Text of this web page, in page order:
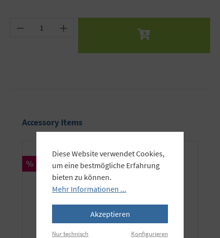
Produkt Anzahl: Gib den gewünschten Wert
Produktgalerie überspringen
Accessory Items
Rabatt
%
Diese Website verwendet Cookies,
um eine bestmögliche Erfahrung
bieten zu können.
Mehr Informationen ...
Akzeptieren
Nur technisch
Konfigurieren